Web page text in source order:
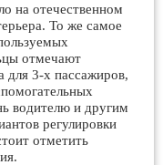
на отечественном
То же самое
отмечают
для 3-х пассажиров,
водителю и другим
регулировки
отметить